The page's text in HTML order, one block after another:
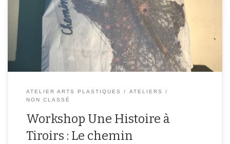
partir de tiroirs récoltés dans la rue, travailler la question des
chemins multiples qui les ont menés au collège Molière. Chaque
élève s’est approprié un tiroir de […]
ATELIER ARTS PLASTIQUES
ATELIERS
NON CLASSÉ
Workshop Une Histoire à
Tiroirs : Le chemin